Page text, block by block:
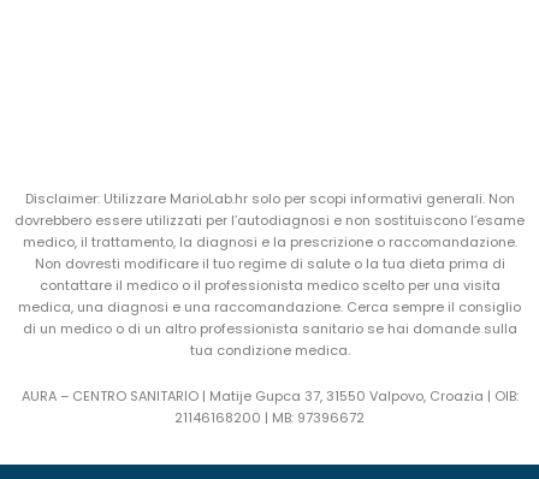
Disclaimer: Utilizzare MarioLab.hr solo per scopi informativi generali. Non
dovrebbero essere utilizzati per l’autodiagnosi e non sostituiscono l’esame
medico, il trattamento, la diagnosi e la prescrizione o raccomandazione.
Non dovresti modificare il tuo regime di salute o la tua dieta prima di
contattare il medico o il professionista medico scelto per una visita
medica, una diagnosi e una raccomandazione. Cerca sempre il consiglio
di un medico o di un altro professionista sanitario se hai domande sulla
tua condizione medica.
AURA – CENTRO SANITARIO | Matije Gupca 37, 31550 Valpovo, Croazia | OIB:
21146168200 | MB: 97396672